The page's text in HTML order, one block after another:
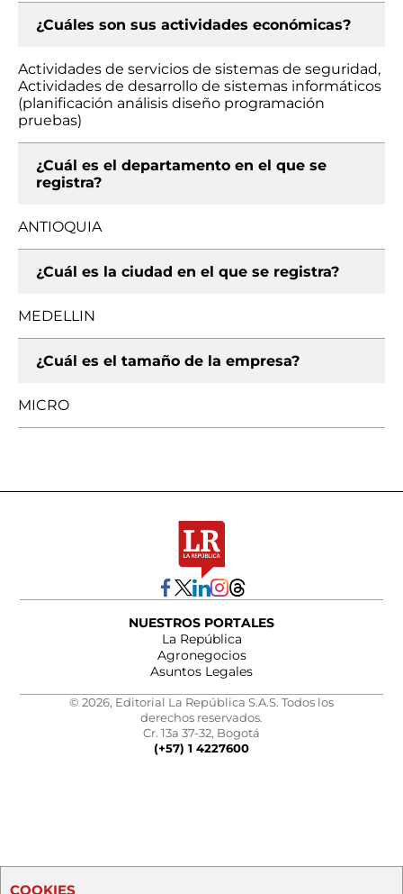
¿Cuáles son sus actividades económicas?
Actividades de servicios de sistemas de seguridad,
Actividades de desarrollo de sistemas informáticos
(planificación análisis diseño programación
pruebas)
¿Cuál es el departamento en el que se
registra?
ANTIOQUIA
¿Cuál es la ciudad en el que se registra?
MEDELLIN
¿Cuál es el tamaño de la empresa?
MICRO
NUESTROS PORTALES
La República
Agronegocios
Asuntos Legales
© 2026, Editorial La República S.A.S. Todos los
derechos reservados.
Cr. 13a 37-32, Bogotá
(+57) 1 4227600
COOKIES